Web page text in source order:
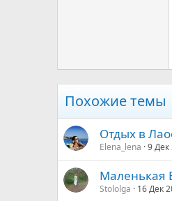
Похожие темы
Отдых в
Elena_lena 9 Дек
Маленькая
Stololga 16 Дек